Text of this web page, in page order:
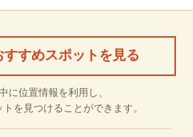
すすめスポットを見る
に位置情報を利用し、
を見つけることができます。